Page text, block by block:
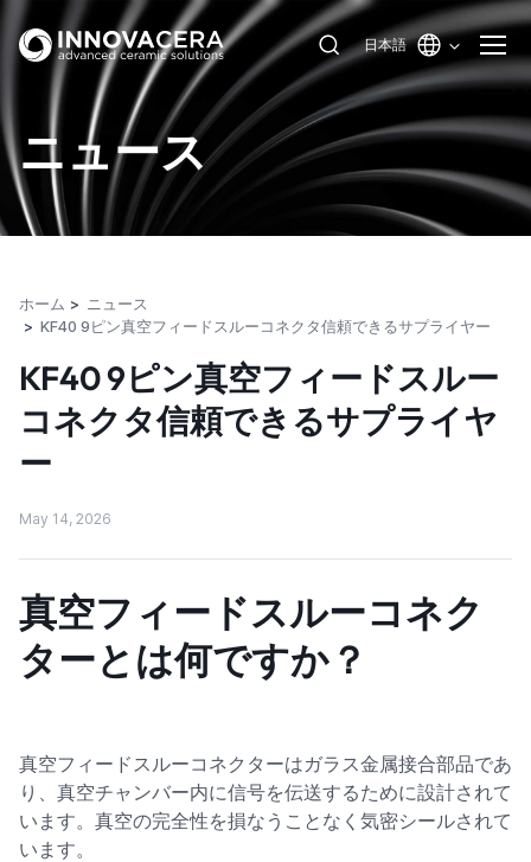
日本語
ニュース
ホーム
ニュース
KF40 9ピン真空フィードスルーコネクタ信頼できるサプライヤー
KF40 9ピン真空フィードスルー
コネクタ信頼できるサプライヤ
ー
May 14, 2026
真空フィードスルーコネク
ターとは何ですか？
真空フィードスルーコネクターはガラス金属接合部品であ
り、真空チャンバー内に信号を伝送するために設計されて
います。真空の完全性を損なうことなく気密シールされて
います。